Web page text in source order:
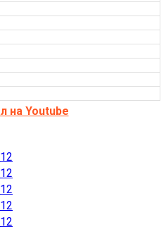
на Youtube
12
12
12
12
12